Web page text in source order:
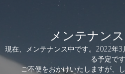
メンテナンス
現在、メンテナンス中です。2022年
る予定です
ご不便をおかけいたしますが、